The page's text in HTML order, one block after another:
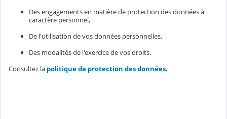
Des engagements en matière de protection des données à
caractère personnel,
De l'utilisation de vos données personnelles,
Des modalités de l'exercice de vos droits.
Consultez la politique de protection des données.